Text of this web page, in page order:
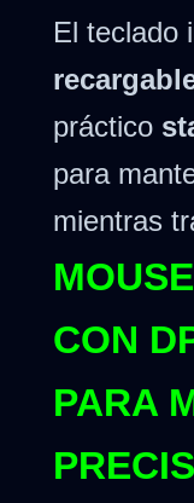
El teclado
práctico
para
mientras
CON
PARA